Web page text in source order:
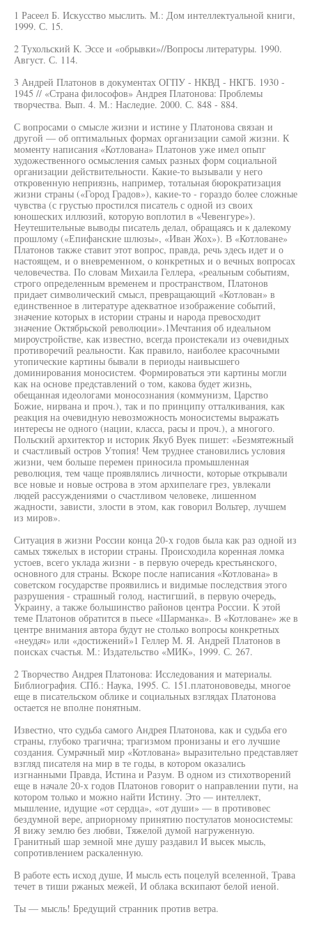
1 Расеел Б. Искусство мыслить. М.: Дом интеллектуальной книги,
1999. С. 15.
2 Тухольский К. Эссе и «обрывки»//Вопросы литературы. 1990.
Август. С. 114.
3 Андрей Платонов в документах ОГПУ - НКВД - НКГБ. 1930 -
1945 // «Страна философов» Андрея Платонова: Проблемы
творчества. Вып. 4. М.: Наследие. 2000. С. 848 - 884.
С вопросами о смысле жизни и истине у Платонова связан и
другой — об оптимальных формах организации самой жизни. К
моменту написания «Котлована» Платонов уже имел опьпг
художественного осмысления самых разных форм социальной
организации действительности. Какие-то вызывали у него
откровенную неприязнь, например, тотальная бюрократизация
жизни страны («Город Градов»), какие-то - гораздо более сложные
чувства (с грустью простился писатель с одной из своих
юношеских иллюзий, которую воплотил в «Чевенгуре»).
Неутешительные выводы писатель делал, обращаясь и к далекому
прошлому («Епифанские шлюзы», «Иван Жох»). В «Котловане»
Платонов также ставит этот вопрос, правда, речь здесь идет и о
настоящем, и о вневременном, о конкретных и о вечных вопросах
человечества. По словам Михаила Геллера, «реальным событиям,
строго определенным временем и пространством, Платонов
придает символический смысл, превращающий «Котлован» в
единственное в литературе адекватное изображение событий,
значение которых в истории страны и народа превосходит
значение Октябрьской революции».1Мечтания об идеальном
мироустройстве, как известно, всегда проистекали из очевидных
противоречий реальности. Как правило, наиболее красочными
утопические картины бывали в периоды наивысшего
доминирования моносистем. Формироваться эти картины могли
как на основе представлений о том, какова будет жизнь,
обещанная идеологами моносознания (коммунизм, Царство
Божие, нирвана и проч.), так и по принципу отталкивания, как
реакция на очевидную невозможность моносистемы выражать
интересы не одного (нации, класса, расы и проч.), а многого.
Польский архитектор и историк Якуб Вуек пишет: «Безмятежный
и счастливый остров Утопия! Чем труднее становились условия
жизни, чем больше перемен приносила промышленная
революция, тем чаще проявлялись личности, которые открывали
все новые и новые острова в этом архипелаге грез, увлекали
людей рассуждениями о счастливом человеке, лишенном
жадности, зависти, злости в этом, как говорил Вольтер, лучшем
из миров».
Ситуация в жизни России конца 20-х годов была как раз одной из
самых тяжелых в истории страны. Происходила коренная ломка
устоев, всего уклада жизни - в первую очередь крестьянского,
основного для страны. Вскоре после написания «Котлована» в
советском государстве проявились и видимые последствия этого
разрушения - страшный голод, настигший, в первую очередь,
Украину, а также большинство районов центра России. К этой
теме Платонов обратится в пьесе «Шарманка». В «Котловане» же в
центре внимания автора будут не столько вопросы конкретных
«неудач» или «достижений»1 Геллер М. Я. Андрей Платонов в
поисках счастья. М.: Издательство «МИК», 1999. С. 267.
2 Творчество Андрея Платонова: Исследования и материалы.
Библиография. СПб.: Наука, 1995. С. 151.платонововеды, многое
еще в писательском облике и социальных взглядах Платонова
остается не вполне понятным.
Известно, что судьба самого Андрея Платонова, как и судьба его
страны, глубоко трагична; трагизмом пронизаны и его лучшие
создания. Сумрачный мир «Котлована» выразительно представляет
взгляд писателя на мир в те годы, в котором оказались
изгнанными Правда, Истина и Разум. В одном из стихотворений
еще в начале 20-х годов Платонов говорит о направлении пути, на
котором только и можно найти Истину. Это — интеллект,
мышление, идущие «от сердца», «от души» — в противовес
бездумной вере, априорному принятию постулатов моносистемы:
Я вижу землю без любви, Тяжелой думой нагруженную.
Гранитный шар земной мне душу раздавил И высек мысль,
сопротивлением раскаленную.
В работе есть исход душе, И мысль есть поцелуй вселенной, Трава
течет в тиши ржаных межей, И облака вскипают белой иеной.
Ты — мысль! Бредущий странник против ветра.